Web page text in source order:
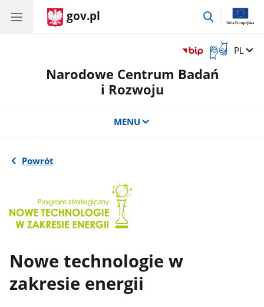
gov.pl
przejdź
Otwórz
okno
z
Zmień
PL
Narodowe Centrum Badań
i Rozwoju
MENU
Powrót
Nowe technologie w
zakresie energii